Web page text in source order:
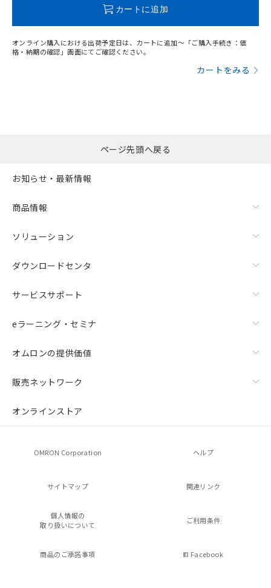
カートに追加
オンライン購入における出荷予定日は、カートに追加～「ご購入手続き：価
格・納期の確認」画面にてご確認ください。
カートをみる
ページ先頭へ戻る
お知らせ・最新情報
商品情報
ソリューション
ダウンロードセンタ
サービスサポート
eラーニング・セミナ
オムロンの提供価値
販売ネットワーク
オンラインストア
OMRON Corporation ヘルプ
サイトマップ 関連リンク
個人情報の
取り扱いについて
ご利用条件
商品のご承諾事項 Facebook